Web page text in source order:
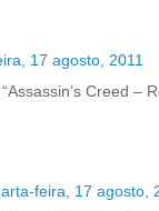
17 agosto, 2011
Creed –
feira, 17 agosto,